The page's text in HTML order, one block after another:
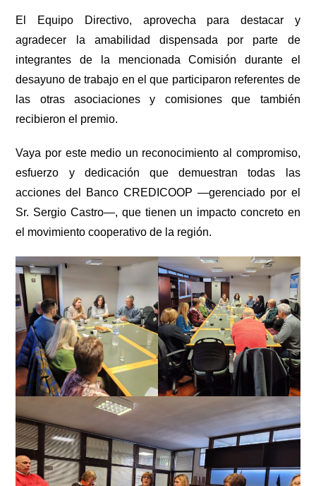
El Equipo Directivo, aprovecha para destacar y
agradecer la amabilidad dispensada por parte de
integrantes de la mencionada Comisión durante el
desayuno de trabajo en el que participaron referentes de
las otras asociaciones y comisiones que también
recibieron el premio.
Vaya por este medio un reconocimiento al compromiso,
esfuerzo y dedicación que demuestran todas las
acciones del Banco CREDICOOP —gerenciado por el
Sr. Sergio Castro—, que tienen un impacto concreto en
el movimiento cooperativo de la región.